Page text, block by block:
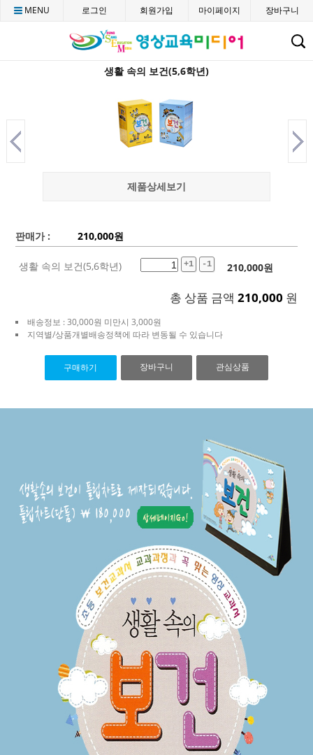
CMENU 로그인 회원가입 마이페이지 장바구니
생활 속의 보건(5,6학년)
제품상세보기
판매가 : 210,000원
생활 속의 보건(5,6학년) +1 -1 210,000원
총 상품 금액 210,000 원
배송정보 : 30,000원 미만시 3,000원
지역별/상품개별배송정책에 따라 변동될 수 있습니다
구매하기 장바구니 관심상품